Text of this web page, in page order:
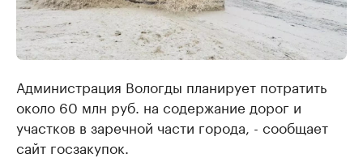
Администрация Вологды планирует потратить
около 60 млн руб. на содержание дорог и
участков в заречной части города, - сообщает
сайт госзакупок.